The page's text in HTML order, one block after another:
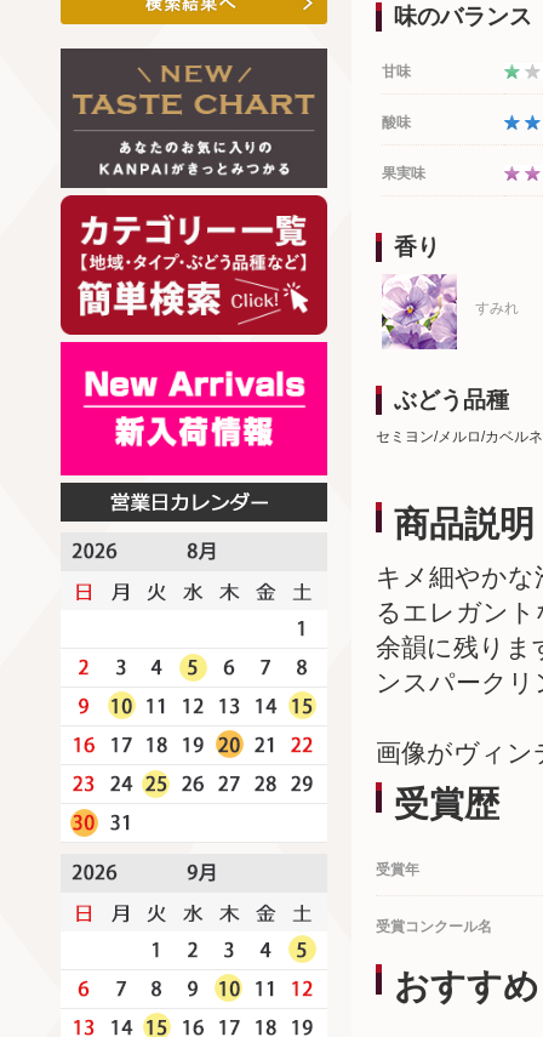
味のバランス
甘味
酸味
果実味
香り
すみれ
ぶどう品種
セミヨン/メルロ/カベル
商品説明
キメ細やかな
るエレガン
余韻に残りま
ンスパークリ
画像がヴィン
受賞歴
受賞年
受賞コンクール名
おすすめ